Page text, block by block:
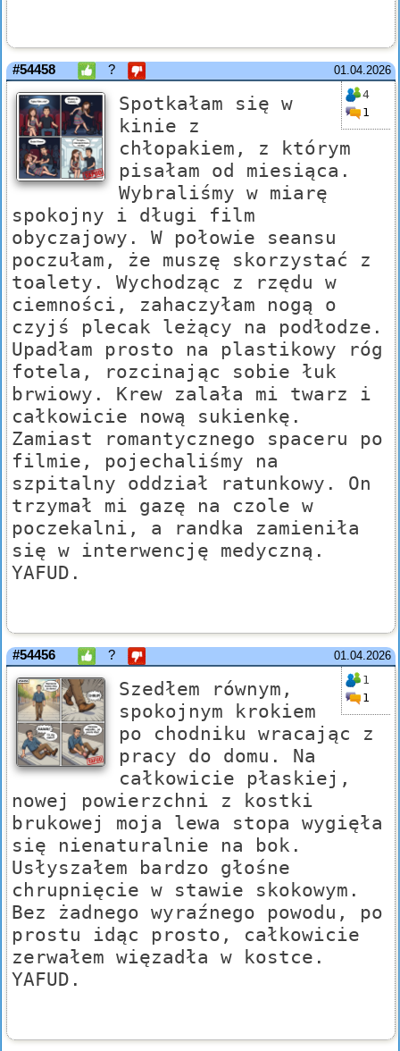
01.04.2026
#54458 ?
4
1
Spotkałam się w
kinie z
chłopakiem, z którym
pisałam od miesiąca.
Wybraliśmy w miarę
spokojny i długi film
obyczajowy. W połowie seansu
poczułam, że muszę skorzystać z
toalety. Wychodząc z rzędu w
ciemności, zahaczyłam nogą o
czyjś plecak leżący na podłodze.
Upadłam prosto na plastikowy róg
fotela, rozcinając sobie łuk
brwiowy. Krew zalała mi twarz i
całkowicie nową sukienkę.
Zamiast romantycznego spaceru po
filmie, pojechaliśmy na
szpitalny oddział ratunkowy. On
trzymał mi gazę na czole w
poczekalni, a randka zamieniła
się w interwencję medyczną.
YAFUD.
01.04.2026
#54456 ?
1
1
Szedłem równym,
spokojnym krokiem
po chodniku wracając z
pracy do domu. Na
całkowicie płaskiej,
nowej powierzchni z kostki
brukowej moja lewa stopa wygięła
się nienaturalnie na bok.
Usłyszałem bardzo głośne
chrupnięcie w stawie skokowym.
Bez żadnego wyraźnego powodu, po
prostu idąc prosto, całkowicie
zerwałem więzadła w kostce.
YAFUD.